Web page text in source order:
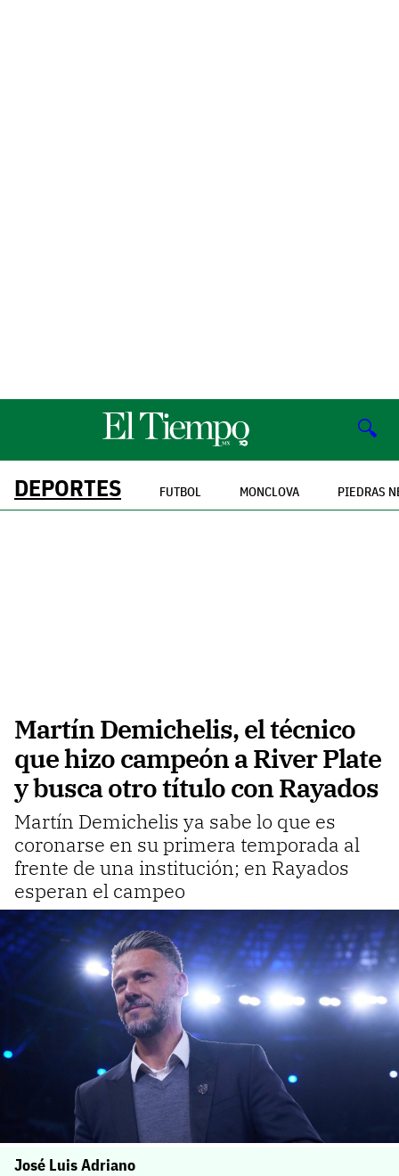
🔍
DEPORTES FUTBOL MONCLOVA PIEDRAS
Martín Demichelis, el técnico
que hizo campeón a River Plate
y busca otro título con Rayados
Martín Demichelis ya sabe lo que es
coronarse en su primera temporada al
frente de una institución; en Rayados
esperan el campeo
José Luis Adriano